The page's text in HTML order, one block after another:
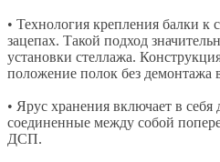
• Технология крепления балки к
зацепах. Такой подход
установки стеллажа.
положение полок без демонтажа
• Ярус хранения включает в
соединенные между собой
ДСП.